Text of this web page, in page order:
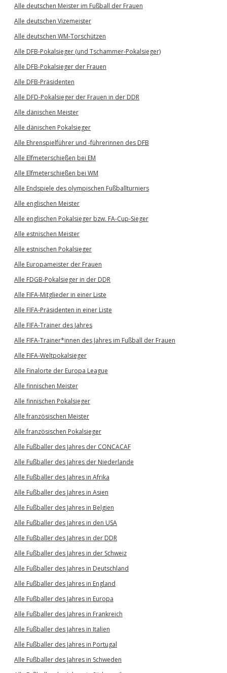
Alle deutschen Meister im Fußball der Frauen
Alle deutschen Vizemeister
Alle deutschen WM-Torschützen
Alle DFB-Pokalsieger (und Tschammer-Pokalsieger)
Alle DFB-Pokalsieger der Frauen
Alle DFB-Präsidenten
Alle DFD-Pokalsieger der Frauen in der DDR
Alle dänischen Meister
Alle dänischen Pokalsieger
Alle Ehrenspielführer und -führerinnen des DFB
Alle Elfmeterschießen bei EM
Alle Elfmeterschießen bei WM
Alle Endspiele des olympischen Fußballturniers
Alle englischen Meister
Alle englischen Pokalsieger bzw. FA-Cup-Sieger
Alle estnischen Meister
Alle estnischen Pokalsieger
Alle Europameister der Frauen
Alle FDGB-Pokalsieger in der DDR
Alle FIFA-Mitglieder in einer Liste
Alle FIFA-Präsidenten in einer Liste
Alle FIFA-Trainer des Jahres
Alle FIFA-Trainer*innen des Jahres im Fußball der Frauen
Alle FIFA-Weltpokalsieger
Alle Finalorte der Europa League
Alle finnischen Meister
Alle finnischen Pokalsieger
Alle französischen Meister
Alle französischen Pokalsieger
Alle Fußballer des Jahres der CONCACAF
Alle Fußballer des Jahres der Niederlande
Alle Fußballer des Jahres in Afrika
Alle Fußballer des Jahres in Asien
Alle Fußballer des Jahres in Belgien
Alle Fußballer des Jahres in den USA
Alle Fußballer des Jahres in der DDR
Alle Fußballer des Jahres in der Schweiz
Alle Fußballer des Jahres in Deutschland
Alle Fußballer des Jahres in England
Alle Fußballer des Jahres in Europa
Alle Fußballer des Jahres in Frankreich
Alle Fußballer des Jahres in Italien
Alle Fußballer des Jahres in Portugal
Alle Fußballer des Jahres in Schweden